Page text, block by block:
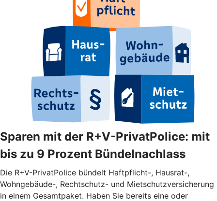
Sparen mit der R+V-PrivatPolice: mit
bis zu 9 Prozent Bündelnachlass
Die R+V-PrivatPolice bündelt Haftpflicht-, Hausrat-,
Wohngebäude-, Rechtschutz- und Mietschutzversicherung
in einem Gesamtpaket. Haben Sie bereits eine oder